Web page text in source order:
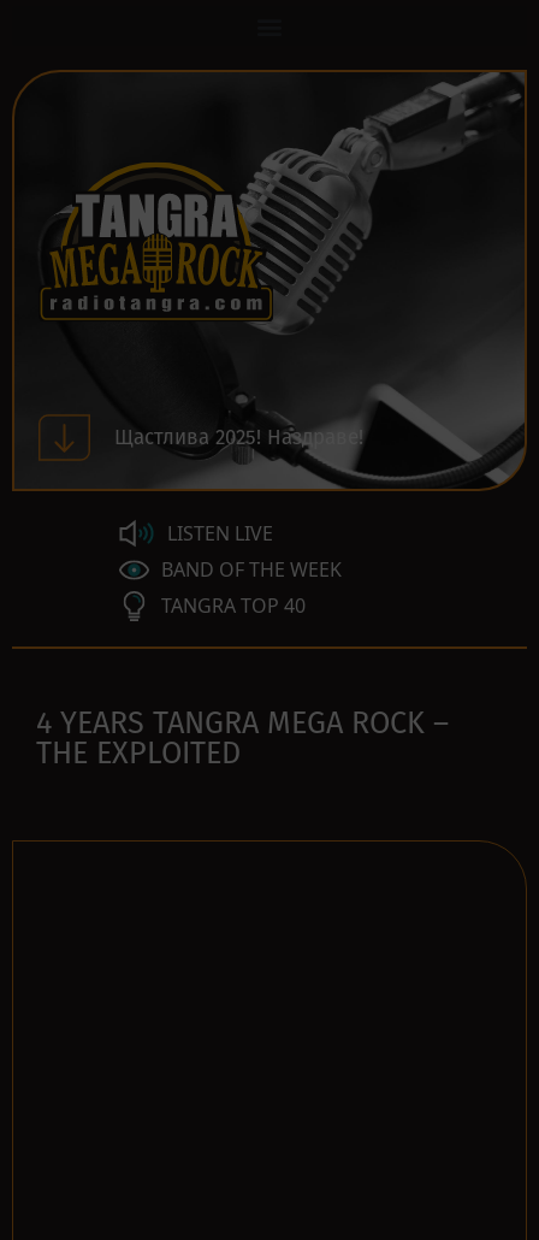
Щастлива 2025! Наздраве!
LISTEN LIVE
BAND OF THE WEEK
TANGRA TOP 40
4 YEARS TANGRA MEGA ROCK –
THE EXPLOITED